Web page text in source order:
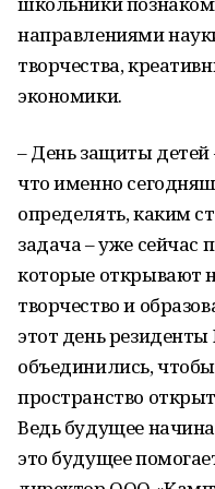
направлениями
творчества,
экономики.
– День защиты детей
что именно
определять, каким
задача – уже сейчас
которые открывают
творчество и
этот день
объединились,
пространство
Ведь будущее
это будущее